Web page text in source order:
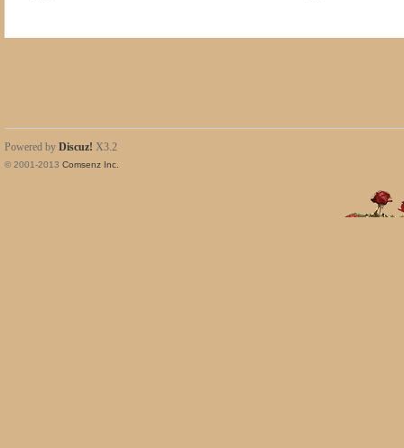
Powered by Discuz! X3.2
© 2001-2013 Comsenz Inc.